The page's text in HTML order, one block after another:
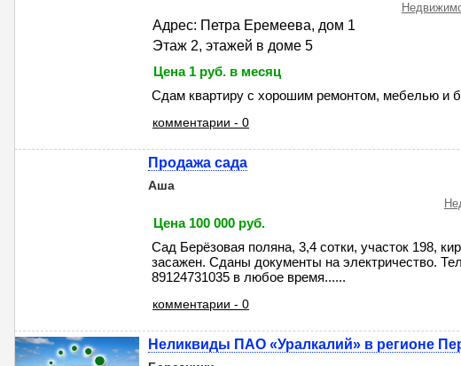
Адрес: Петра Еремеева, дом 1
Этаж 2, этажей в доме 5
Цена 1 руб. в месяц
Сдам квартиру с хорошим ремонтом, мебелью и
комментарии - 0
Продажа сада
Аша
Цена 100 000 руб.
Сад Берёзовая поляна, 3,4 сотки, участок 198,
засажен. Сданы документы на электричество.
89124731035 в любое время......
комментарии - 0
Неликвиды ПАО «Уралкалий» в регионе